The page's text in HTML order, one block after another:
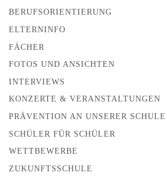
BERUFSORIENTIERUNG
ELTERNINFO
FÄCHER
FOTOS UND ANSICHTEN
INTERVIEWS
KONZERTE & VERANSTALTUNGEN
PRÄVENTION AN UNSERER SCHULE
SCHÜLER FÜR SCHÜLER
WETTBEWERBE
ZUKUNFTSSCHULE